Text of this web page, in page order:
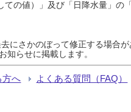
ての値）」及び「日降水量」
にさかのぼって修正する場合
知らせに掲載します。
方へ よくある質問（FAQ）